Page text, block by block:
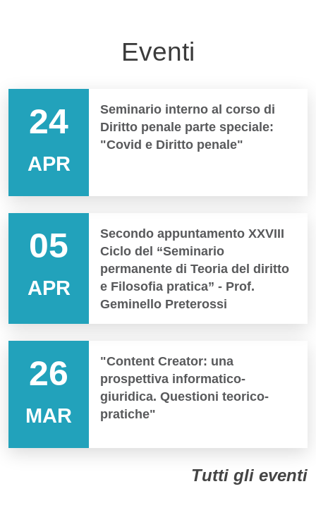
Eventi
24
APR
Seminario interno al corso di
Diritto penale parte speciale:
"Covid e Diritto penale"
05
APR
Secondo appuntamento XXVIII
Ciclo del “Seminario
permanente di Teoria del diritto
e Filosofia pratica” - Prof.
Geminello Preterossi
26
MAR
"Content Creator: una
prospettiva informatico-
giuridica. Questioni teorico-
pratiche"
Tutti gli eventi